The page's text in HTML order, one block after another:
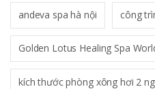
andeva spa hà nội công
Golden Lotus Healing Spa
kích thước phòng xông hơi 2